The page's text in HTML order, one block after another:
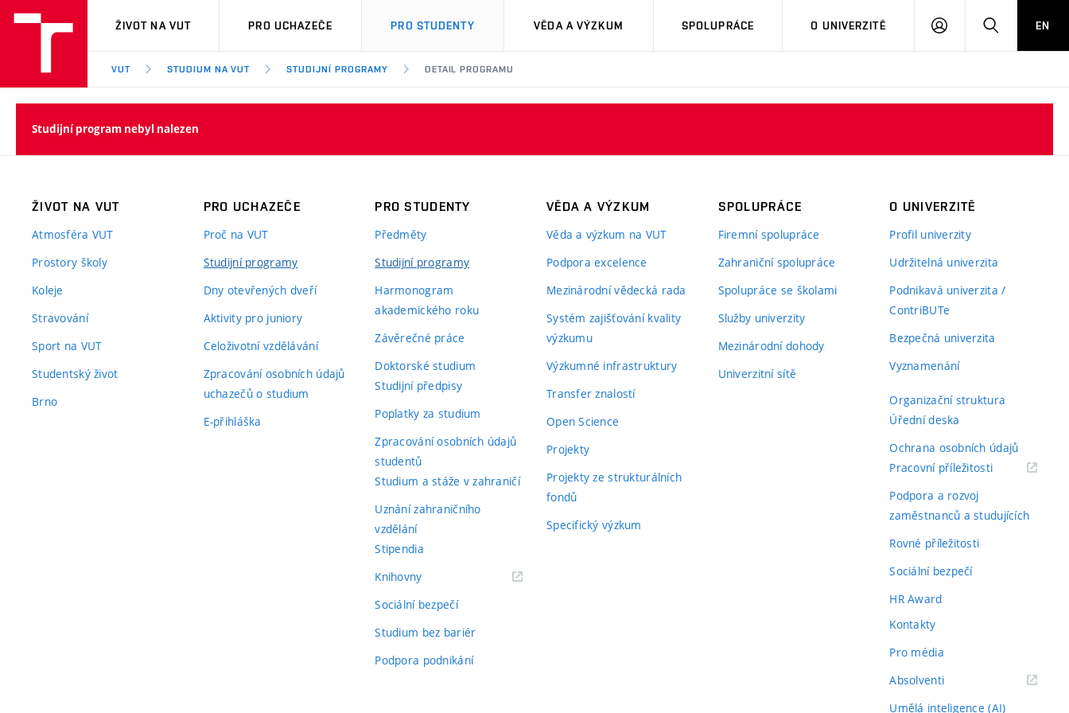
VUT
ŽIVOT NA VUT PRO UCHAZEČE PRO STUDENTY VĚDA A VÝZKUM SPOLUPRÁCE O UNIVERZITĚ
PŘIHLÁSIT HLEDATEN
VUT STUDIUM NA VUT STUDIJNÍ PROGRAMY DETAIL PROGRAMU
Studijní program nebyl nalezen
ŽIVOT NA VUT
Atmosféra VUT
Prostory školy
Koleje
Stravování
Sport na VUT
Studentský život
Brno
PRO UCHAZEČE
Proč na VUT
Studijní programy
Dny otevřených dveří
Aktivity pro juniory
Celoživotní vzdělávání
Zpracování osobních údajů
uchazečů o studium
E-přihláška
PRO STUDENTY
Předměty
Studijní programy
Harmonogram
akademického roku
Závěrečné práce
Doktorské studium
Studijní předpisy
Poplatky za studium
Zpracování osobních údajů
studentů
Studium a stáže v zahraničí
Uznání zahraničního
vzdělání
Stipendia
Knihovny(externí
Sociální bezpečí
Studium bez bariér
Podpora podnikání
VĚDA A VÝZKUM
Věda a výzkum na VUT
Podpora excelence
Mezinárodní vědecká rada
Systém zajišťování kvality
výzkumu
Výzkumné infrastruktury
Transfer znalostí
Open Science
Projekty
Projekty ze strukturálních
fondů
Specifický výzkum
SPOLUPRÁCE
Firemní spolupráce
Zahraniční spolupráce
Spolupráce se školami
Služby univerzity
Mezinárodní dohody
Univerzitní sítě
O UNIVERZITĚ
Profil univerzity
Udržitelná univerzita
Podnikavá univerzita /
ContriBUTe
Bezpečná univerzita
Vyznamenání
Organizační struktura
Úřední deska
Ochrana osobních údajů
Pracovní příležitosti(externí
Podpora a rozvoj
zaměstnanců a studujících
Rovné příležitosti
Sociální bezpečí
HR Award
Kontakty
Pro média
Absolventi(externí
Umělá inteligence (AI)